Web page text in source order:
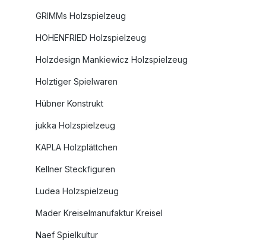
GRIMMs Holzspielzeug
HOHENFRIED Holzspielzeug
Holzdesign Mankiewicz Holzspielzeug
Holztiger Spielwaren
Hübner Konstrukt
jukka Holzspielzeug
KAPLA Holzplättchen
Kellner Steckfiguren
Ludea Holzspielzeug
Mader Kreiselmanufaktur Kreisel
Naef Spielkultur